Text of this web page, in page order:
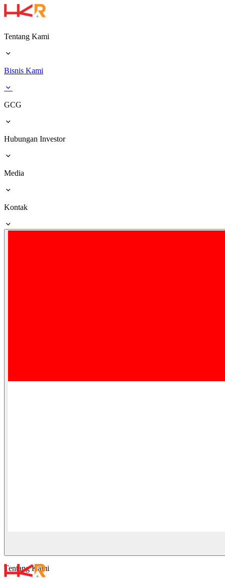
Tentang Kami
Bisnis Kami
GCG
Hubungan Investor
Media
Kontak
Tentang Kami